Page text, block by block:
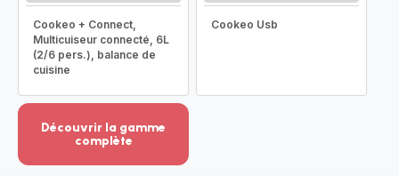
Cookeo + Connect,
Multicuiseur connecté, 6L
(2/6 pers.), balance de
cuisine
Cookeo Usb
Découvrir la gamme
complète